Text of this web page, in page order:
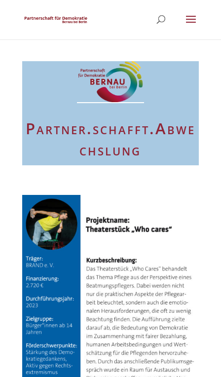
Partner.schafft.Abwe
chslung